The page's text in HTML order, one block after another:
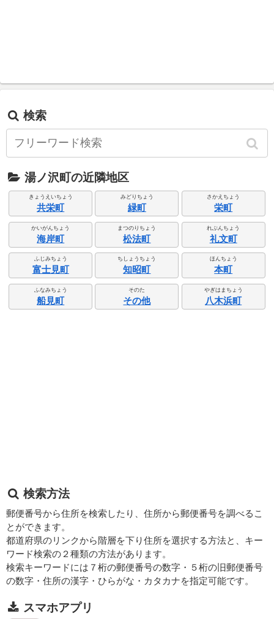
検索
湯ノ沢町の近隣地区
きょうえいちょう
共栄町
みどりちょう
緑町
さかえちょう
栄町
かいがんちょう
海岸町
まつのりちょう
松法町
れぶんちょう
礼文町
ふじみちょう
富士見町
ちしょうちょう
知昭町
ほんちょう
本町
ふなみちょう
船見町
そのた
その他
やぎはまちょう
八木浜町
検索方法
郵便番号から住所を検索したり、住所から郵便番号を調べるこ
とができます。
都道府県のリンクから階層を下り住所を選択する方法と、キー
ワード検索の２種類の方法があります。
検索キーワードには７桁の郵便番号の数字・５桁の旧郵便番号
の数字・住所の漢字・ひらがな・カタカナを指定可能です。
スマホアプリ